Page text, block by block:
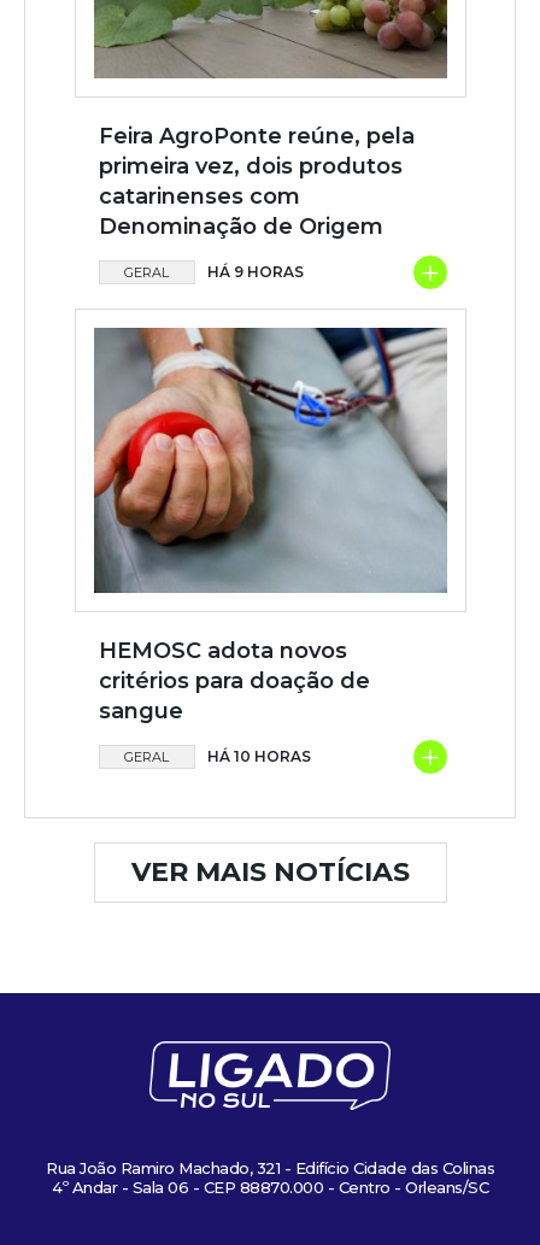
Feira AgroPonte reúne, pela
primeira vez, dois produtos
catarinenses com
Denominação de Origem
GERAL HÁ 9 HORAS +
HEMOSC adota novos
critérios para doação de
sangue
GERAL HÁ 10 HORAS +
VER MAIS NOTÍCIAS
Rua João Ramiro Machado, 321 - Edifício Cidade das Colinas
4º Andar - Sala 06 - CEP 88870.000 - Centro - Orleans/SC